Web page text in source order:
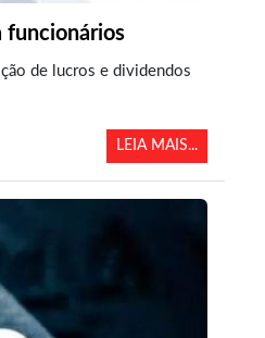
funcionários
de lucros e dividendos
LEIA MAIS...